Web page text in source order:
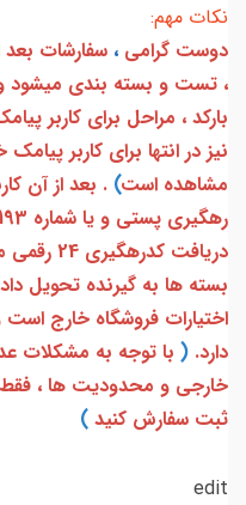
نکات مهم:
دوست گرامی ، سفارشات بعد
، تست و بسته بندی میشود و
نیز در انتها برای کاربر
مشاهده است) . بعد از آن
بسته ها به گیرنده تحویل
اختیارات فروشگاه خارج
دارد. ( با توجه به مشکلات
خارجی و محدودیت ها ،
ثبت سفارش کنید )
edit